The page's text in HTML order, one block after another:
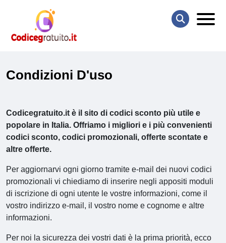
Condizioni D'uso
Codicegratuito.it è il sito di codici sconto più utile e
popolare in Italia. Offriamo i migliori e i più convenienti
codici sconto, codici promozionali, offerte scontate e
altre offerte.
Per aggiornarvi ogni giorno tramite e-mail dei nuovi codici
promozionali vi chiediamo di inserire negli appositi moduli
di iscrizione di ogni utente le vostre informazioni, come il
vostro indirizzo e-mail, il vostro nome e cognome e altre
informazioni.
Per noi la sicurezza dei vostri dati è la prima priorità, ecco